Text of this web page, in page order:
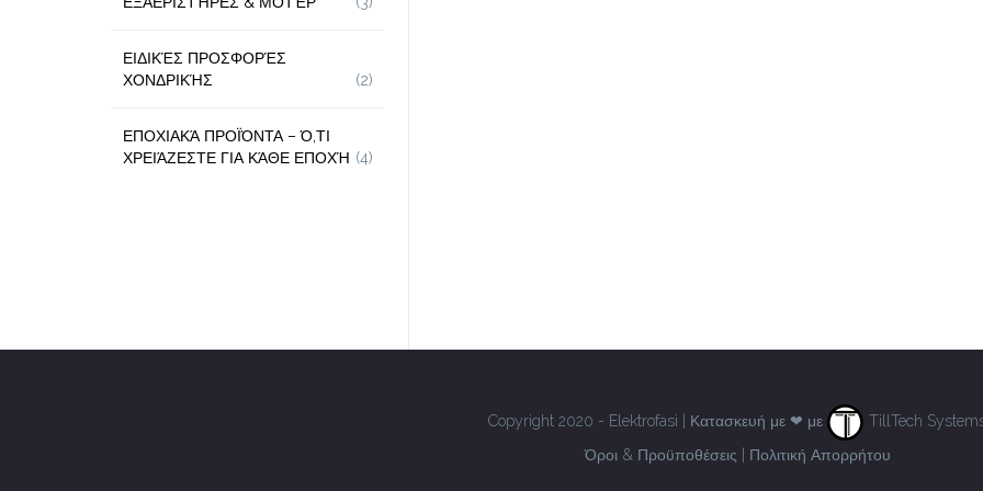
ΕΙΔΙΚΈΣ ΠΡΟΣΦΟΡΈΣ
ΧΟΝΔΡΙΚΉΣ
(2)
ΕΠΟΧΙΑΚΆ ΠΡΟΪΌΝΤΑ – Ό,ΤΙ
ΧΡΕΙΆΖΕΣΤΕ ΓΙΑ ΚΆΘΕ ΕΠΟΧΉ (4)
Copyright 2020 - Elektrofasi | Κατασκευή με ❤ με
TillTech
Όροι & Προϋποθέσεις
Πολιτική Απορρήτου